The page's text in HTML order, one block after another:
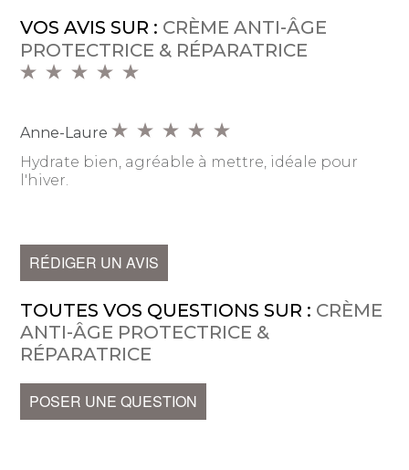
VOS AVIS SUR : CRÈME ANTI-ÂGE
PROTECTRICE & RÉPARATRICE
Anne-Laure
Hydrate bien, agréable à mettre, idéale pour
l'hiver.
RÉDIGER UN AVIS
TOUTES VOS QUESTIONS SUR : CRÈME
ANTI-ÂGE PROTECTRICE &
RÉPARATRICE
POSER UNE QUESTION